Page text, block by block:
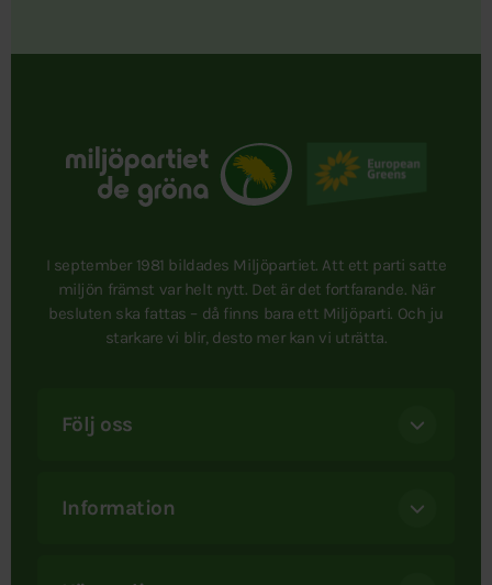
I september 1981 bildades Miljöpartiet. Att ett parti satte
miljön främst var helt nytt. Det är det fortfarande. När
besluten ska fattas – då finns bara ett Miljöparti. Och ju
starkare vi blir, desto mer kan vi uträtta.
Följ oss
Information